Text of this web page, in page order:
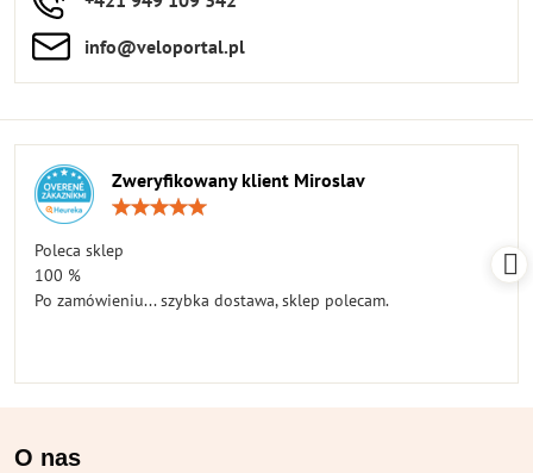
info​​@veloportal​.pl
Zweryfikowany klient Miroslav
Poleca sklep
100 %
Po zamówieniu... szybka dostawa, sklep polecam.
O nas